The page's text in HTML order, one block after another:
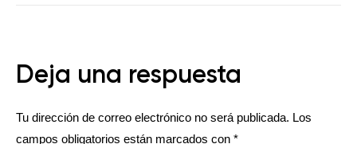
Deja una respuesta
Tu dirección de correo electrónico no será publicada. Los
campos obligatorios están marcados con *